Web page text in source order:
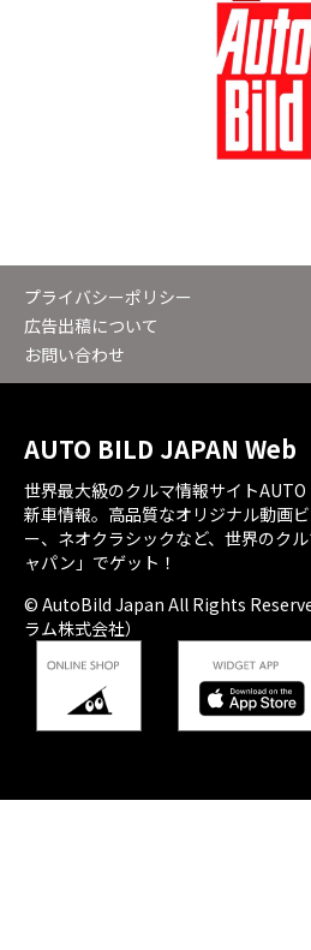
プライバシーポリシー
広告出稿について
お問い合わせ
AUTO BILD JAPAN Web
世界最大級のクルマ情報サイト
新車情報。高品質なオリジナル動画
ー、ネオクラシックなど、世界のク
ャパン」でゲット！
© AutoBild Japan All Rights
ラム株式会社）